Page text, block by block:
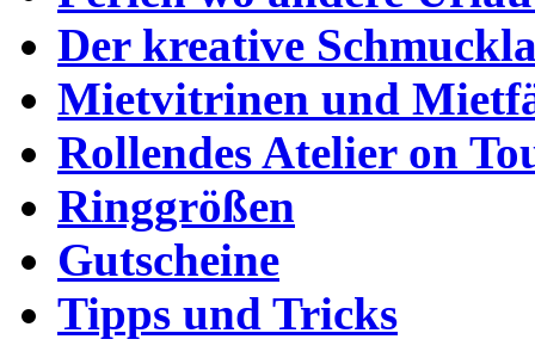
Der kreative
Mietvitrinen und
Rollendes Atelier on
Ringgrößen
Gutscheine
Tipps und Tricks